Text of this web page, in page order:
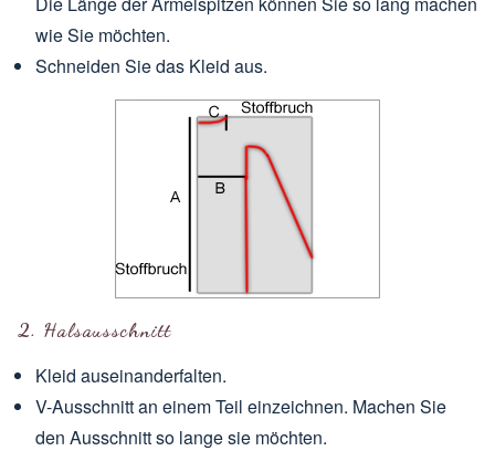
wie Sie möchten.
Schneiden Sie das Kleid aus.
2. Halsausschnitt
Kleid auseinanderfalten.
V-Ausschnitt an einem Teil einzeichnen. Machen Sie
den Ausschnitt so lange sie möchten.